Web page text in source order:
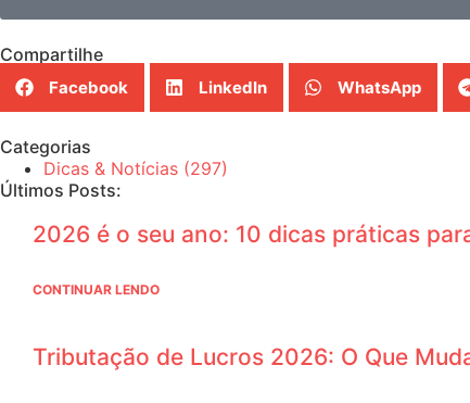
Compartilhe
Facebook LinkedIn WhatsApp
Categorias
Dicas & Notícias (297)
Últimos Posts:
2026 é o seu ano: 10 dicas práticas
CONTINUAR LENDO
Tributação de Lucros 2026: O Que